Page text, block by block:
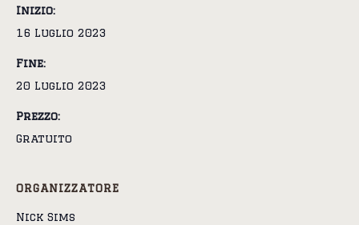
Inizio:
16 Luglio 2023
Fine:
20 Luglio 2023
Prezzo:
Gratuito
ORGANIZZATORE
Nick Sims